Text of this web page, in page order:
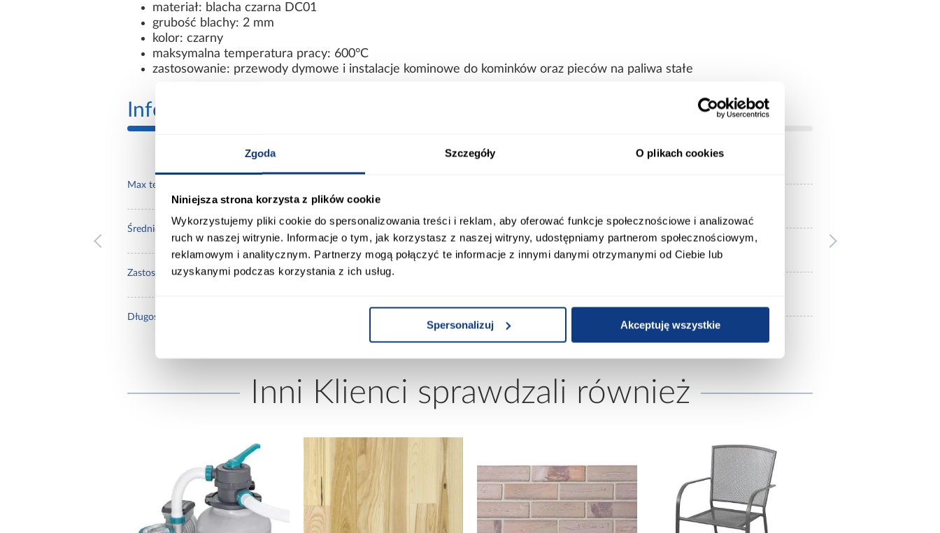
Zgoda Szczegóły O plikach cookies
Niniejsza strona korzysta z plików cookie
Wykorzystujemy pliki cookie do spersonalizowania treści i reklam, aby oferować funkcje społecznościowe i analizować
ruch w naszej witrynie. Informacje o tym, jak korzystasz z naszej witryny, udostępniamy partnerom społecznościowym,
reklamowym i analitycznym. Partnerzy mogą połączyć te informacje z innymi danymi otrzymanymi od Ciebie lub
uzyskanymi podczas korzystania z ich usług.
Spersonalizuj Akceptuję wszystkie
materiał: blacha czarna DC01
grubość blachy: 2 mm
kolor: czarny
maksymalna temperatura pracy: 600°C
zastosowanie: przewody dymowe i instalacje kominowe do kominków oraz pieców na paliwa stałe
Informacje
Max temperatura pracy:
Średnica [mm]:
Zastosowanie/przenaczenie: przewody dymowe
Długość [m]:
Kolor: czarny
Inni Klienci sprawdzali również